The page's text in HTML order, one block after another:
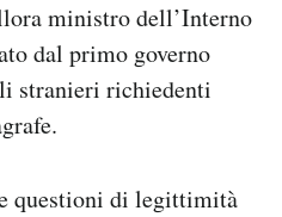
ministro dell’Interno
dal primo governo
stranieri richiedenti
questioni di legittimità